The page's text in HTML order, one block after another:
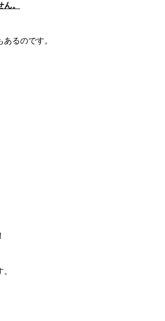
。
るのです。